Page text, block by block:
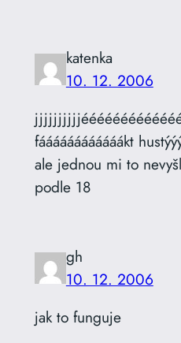
katenka
10. 12. 2006
fáááááááááááákt
ale jednou mi to
podle 18
gh
10. 12. 2006
jak to funguje